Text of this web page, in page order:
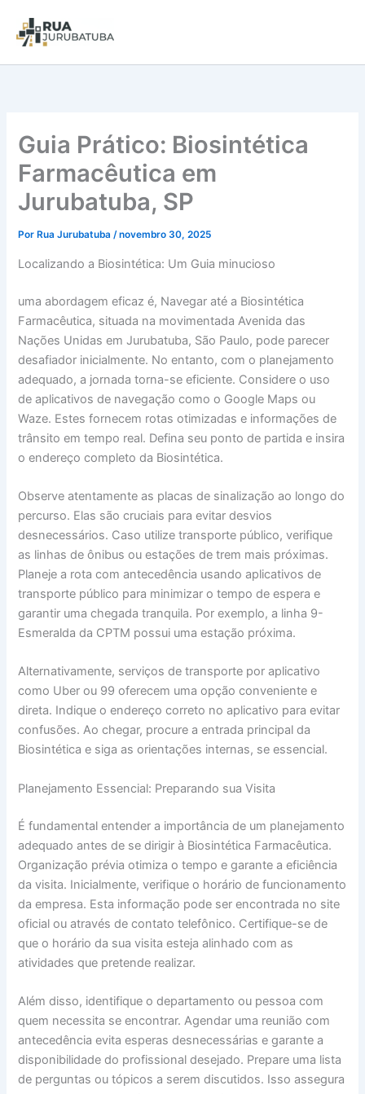
Guia Prático: Biosintética
Farmacêutica em
Jurubatuba, SP
Por Rua Jurubatuba/novembro 30, 2025
Localizando a Biosintética: Um Guia minucioso
uma abordagem eficaz é, Navegar até a Biosintética
Farmacêutica, situada na movimentada Avenida das
Nações Unidas em Jurubatuba, São Paulo, pode parecer
desafiador inicialmente. No entanto, com o planejamento
adequado, a jornada torna-se eficiente. Considere o uso
de aplicativos de navegação como o Google Maps ou
Waze. Estes fornecem rotas otimizadas e informações de
trânsito em tempo real. Defina seu ponto de partida e insira
o endereço completo da Biosintética.
Observe atentamente as placas de sinalização ao longo do
percurso. Elas são cruciais para evitar desvios
desnecessários. Caso utilize transporte público, verifique
as linhas de ônibus ou estações de trem mais próximas.
Planeje a rota com antecedência usando aplicativos de
transporte público para minimizar o tempo de espera e
garantir uma chegada tranquila. Por exemplo, a linha 9-
Esmeralda da CPTM possui uma estação próxima.
Alternativamente, serviços de transporte por aplicativo
como Uber ou 99 oferecem uma opção conveniente e
direta. Indique o endereço correto no aplicativo para evitar
confusões. Ao chegar, procure a entrada principal da
Biosintética e siga as orientações internas, se essencial.
Planejamento Essencial: Preparando sua Visita
É fundamental entender a importância de um planejamento
adequado antes de se dirigir à Biosintética Farmacêutica.
Organização prévia otimiza o tempo e garante a eficiência
da visita. Inicialmente, verifique o horário de funcionamento
da empresa. Esta informação pode ser encontrada no site
oficial ou através de contato telefônico. Certifique-se de
que o horário da sua visita esteja alinhado com as
atividades que pretende realizar.
Além disso, identifique o departamento ou pessoa com
quem necessita se encontrar. Agendar uma reunião com
antecedência evita esperas desnecessárias e garante a
disponibilidade do profissional desejado. Prepare uma lista
de perguntas ou tópicos a serem discutidos. Isso assegura